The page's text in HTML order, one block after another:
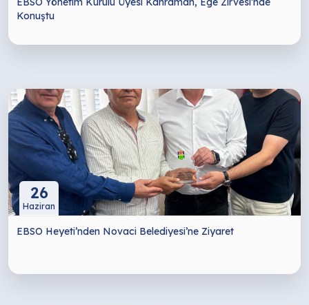
Konuştu
26
Haziran
EBSO Heyeti’nden Novaci Belediyesi’ne Ziyaret